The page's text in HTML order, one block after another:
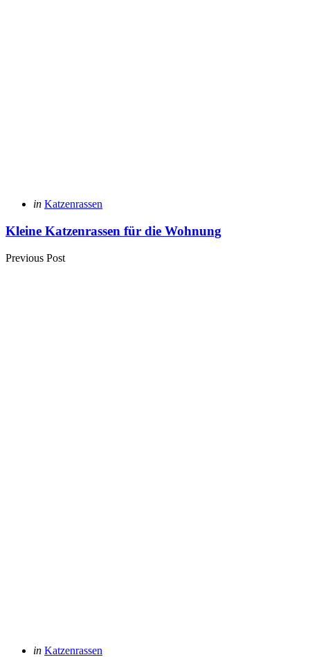
Posted
in Katzenrassen
Kleine Katzenrassen für die Wohnung
Previous Post
Posted
in Katzenrassen